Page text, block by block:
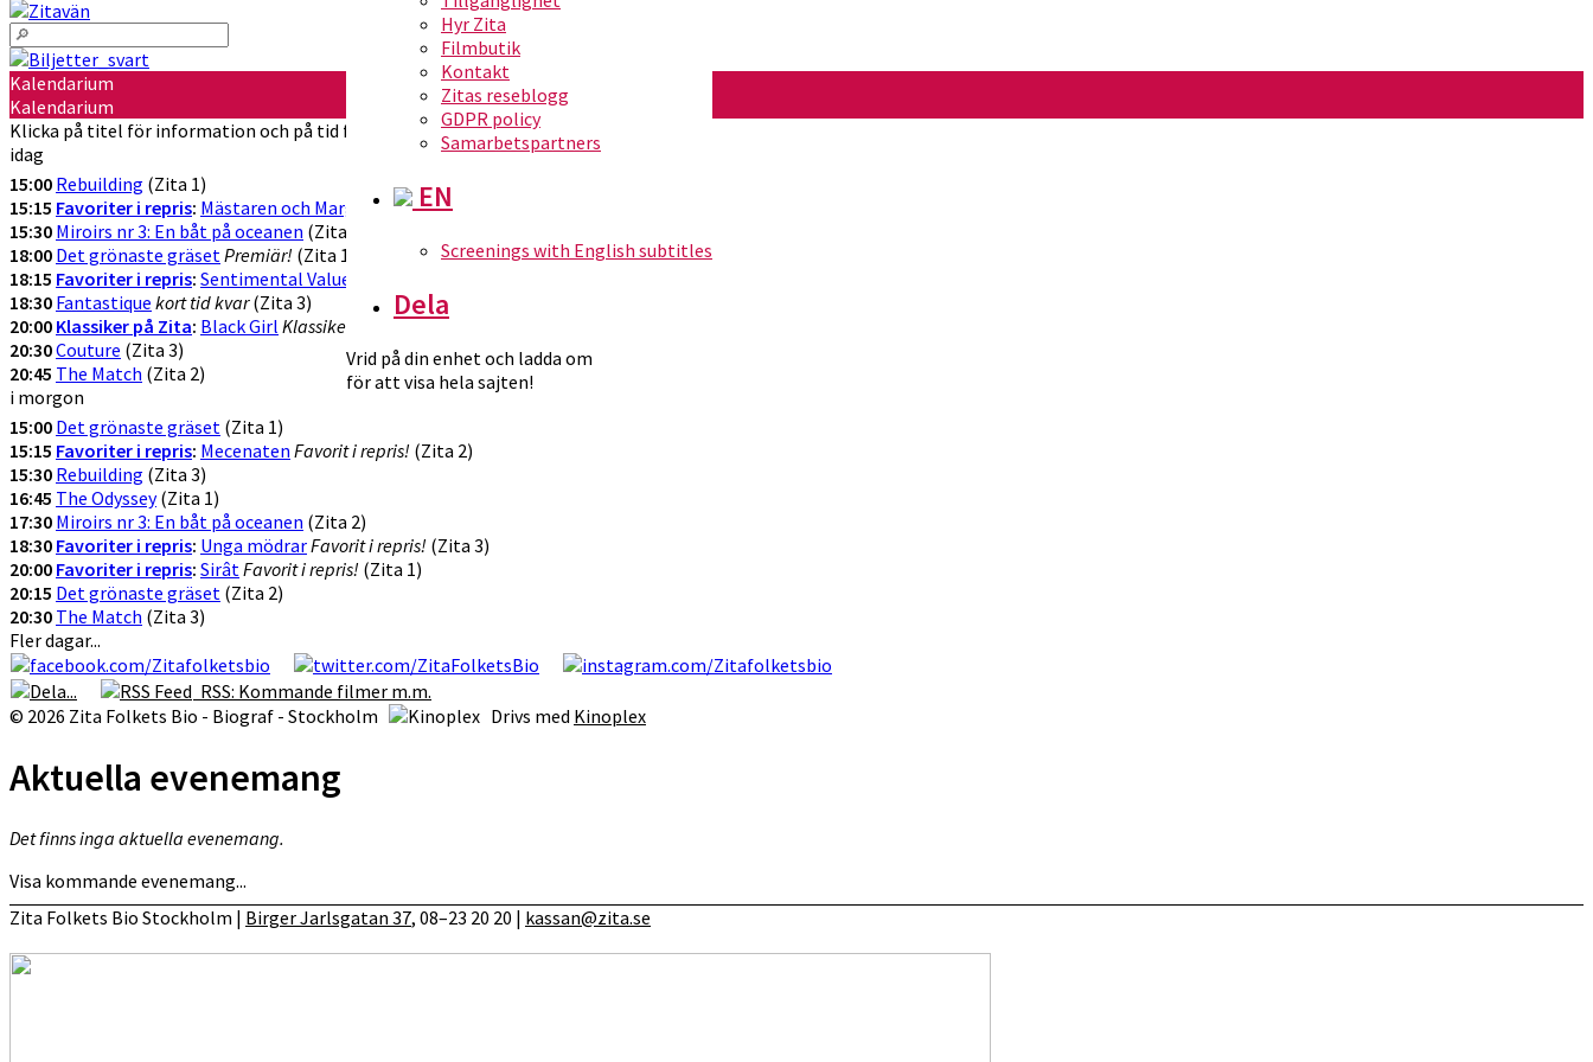
Hyr Zita
Filmbutik
Kontakt
Zitas reseblogg
GDPR policy
Samarbetspartners
EN
Screenings with English subtitles
Dela
Vrid på din enhet och ladda om
för att visa hela sajten!
Kalendarium
Kalendarium
Klicka på titel för information och på tid för att köpa biljetter
idag
15:00 Rebuilding (Zita 1)
15:15 Favoriter i repris: Mästaren och MargaritaFavorit i repris!
15:30 Miroirs nr 3: En båt på oceanen (Zita 3)
18:00 Det grönaste gräsetPremiär! (Zita 1)
18:15 Favoriter i repris: Sentimental Value
18:30 Fantastique kort tid kvar(Zita 3)
20:00 Klassiker på Zita: Black Girl Klassikervisning!(Zita 1)
20:30Couture (Zita 3)
20:45 The Match (Zita 2)
i morgon
15:00 Det grönaste gräset (Zita 1)
15:15 Favoriter i repris: Mecenaten Favorit i repris! (Zita 2)
15:30 Rebuilding (Zita 3)
16:45 The Odyssey(Zita 1)
17:30 Miroirs nr 3: En båt på oceanen (Zita 2)
18:30 Favoriter i repris: Unga mödrarFavorit i repris! (Zita 3)
20:00 Favoriter i repris: SirâtFavorit i repris! (Zita 1)
20:15 Det grönaste gräset (Zita 2)
20:30 The Match (Zita 3)
Fler dagar...
RSS: Kommande filmer m.m.
© 2026 Zita Folkets Bio - Biograf - Stockholm
Drivs med Kinoplex
Aktuella evenemang
Det finns inga aktuella evenemang.
Visa kommande evenemang...
Zita Folkets Bio Stockholm | Birger Jarlsgatan 37, 08–23 20 20 | kassan@zita.se